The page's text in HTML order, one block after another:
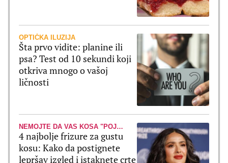
OPTIČKA ILUZIJA
Šta prvo vidite: planine ili
psa? Test od 10 sekundi koji
otkriva mnogo o vašoj
ličnosti
NEMOJTE DA VAS KOSA "POJEDE"
4 najbolje frizure za gustu
kosu: Kako da postignete
lepršav izgled i istaknete crte